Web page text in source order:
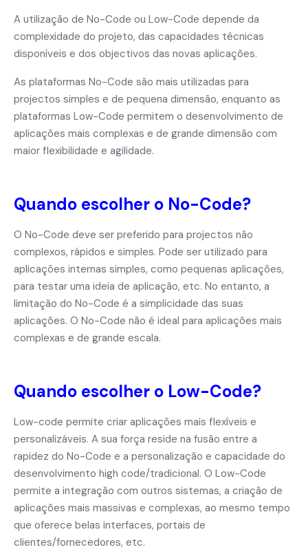
A utilização de No-Code ou Low-Code depende da
complexidade do projeto, das capacidades técnicas
disponíveis e dos objectivos das novas aplicações.
As plataformas No-Code são mais utilizadas para
projectos simples e de pequena dimensão, enquanto as
plataformas Low-Code permitem o desenvolvimento de
aplicações mais complexas e de grande dimensão com
maior flexibilidade e agilidade.
Quando escolher o No-Code?
O No-Code deve ser preferido para projectos não
complexos, rápidos e simples. Pode ser utilizado para
aplicações internas simples, como pequenas aplicações,
para testar uma ideia de aplicação, etc. No entanto, a
limitação do No-Code é a simplicidade das suas
aplicações. O No-Code não é ideal para aplicações mais
complexas e de grande escala.
Quando escolher o Low-Code?
Low-code permite criar aplicações mais flexíveis e
personalizáveis. A sua força reside na fusão entre a
rapidez do No-Code e a personalização e capacidade do
desenvolvimento high code/tradicional. O Low-Code
permite a integração com outros sistemas, a criação de
aplicações mais massivas e complexas, ao mesmo tempo
que oferece belas interfaces, portais de
clientes/fornecedores, etc.